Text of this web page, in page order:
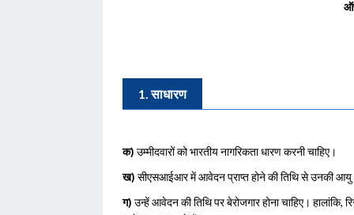
1. साधारण
क) उम्मीदवारों को भारतीय नागरिकता धारण करनी चाहिए।
ख) सीएसआईआर में आवेदन प्राप्त होने की तिथि से उनकी आयु
ग) उन्हें आवेदन की तिथि पर बेरोजगार होना चाहिए।